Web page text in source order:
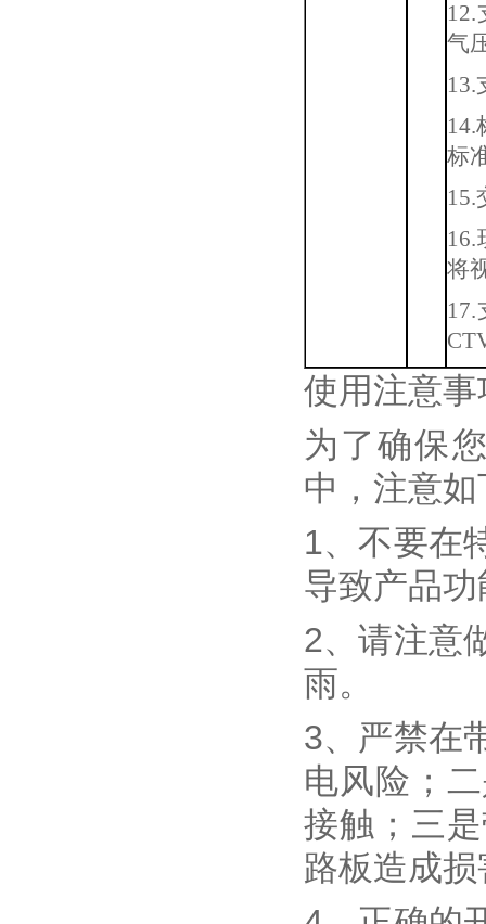
气
13.
14.
标
15.
将
使用注意事
为了确保
中，注意
1、不要在
导致产品
2、请注意
雨。
3、严禁在
电风险；
接触；三
路板造成